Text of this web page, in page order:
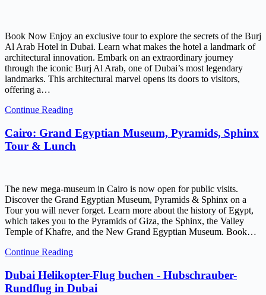
Book Now Enjoy an exclusive tour to explore the secrets of the Burj
Al Arab Hotel in Dubai. Learn what makes the hotel a landmark of
architectural innovation. Embark on an extraordinary journey
through the iconic Burj Al Arab, one of Dubai’s most legendary
landmarks. This architectural marvel opens its doors to visitors,
offering a…
Continue Reading
Cairo: Grand Egyptian Museum, Pyramids, Sphinx
Tour & Lunch
The new mega-museum in Cairo is now open for public visits.
Discover the Grand Egyptian Museum, Pyramids & Sphinx on a
Tour you will never forget. Learn more about the history of Egypt,
which takes you to the Pyramids of Giza, the Sphinx, the Valley
Temple of Khafre, and the New Grand Egyptian Museum. Book…
Continue Reading
Dubai Helikopter-Flug buchen - Hubschrauber-
Rundflug in Dubai